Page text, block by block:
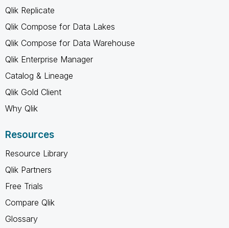
Qlik Replicate
Qlik Compose for Data Lakes
Qlik Compose for Data Warehouse
Qlik Enterprise Manager
Catalog & Lineage
Qlik Gold Client
Why Qlik
Resources
Resource Library
Qlik Partners
Free Trials
Compare Qlik
Glossary